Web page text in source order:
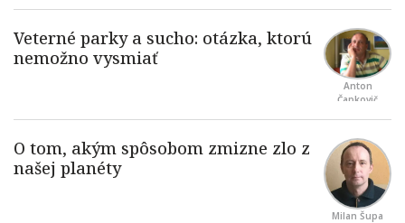
Anton
Čapkovič
Milan Šupa